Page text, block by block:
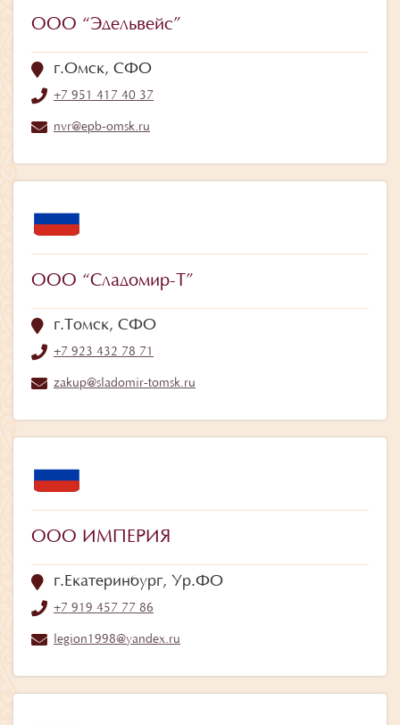
ООО “Эдельвейс”
г.Омск, СФО
+7 951 417 40 37
nvr@epb-omsk.ru
ООО “Сладомир-Т”
г.Томск, СФО
+7 923 432 78 71
zakup@sladomir-tomsk.ru
ООО ИМПЕРИЯ
г.Екатеринбург, Ур.ФО
+7 919 457 77 86
legion1998@yandex.ru